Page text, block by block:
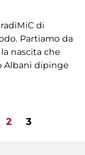
di
Partiamo da
nascita che
Albani dipinge
2 3